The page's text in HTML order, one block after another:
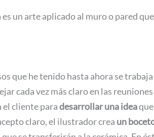
un arte aplicado al muro o pared
que he tenido hasta ahora se
cada vez más claro en las
el cliente paradesarrollar una idea
claro, el ilustrador crea un